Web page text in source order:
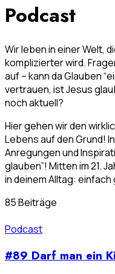
Podcast
Wir leben in einer Welt,
komplizierter wird.
auf – kann da Glauben
vertrauen, ist Jesus
noch aktuell?
Hier gehen wir den
Lebens auf den Grund!
Anregungen und
glauben”! Mitten im 21.
in deinem Alltag:
85 Beiträge
Podcast
#89 Darf man ein